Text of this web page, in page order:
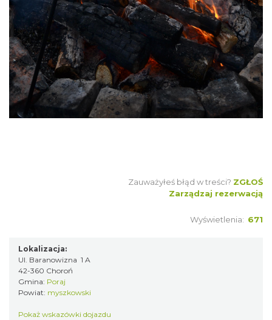
Zauważyłeś błąd w treści? ZGŁOŚ
Zarządzaj rezerwacją
Wyświetlenia: 671
Lokalizacja:
Ul. Baranowizna 1 A
42-360 Choroń
Gmina: Poraj
Powiat: myszkowski
Pokaż wskazówki dojazdu